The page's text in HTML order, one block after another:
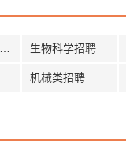
生物科学招聘
机械类招聘